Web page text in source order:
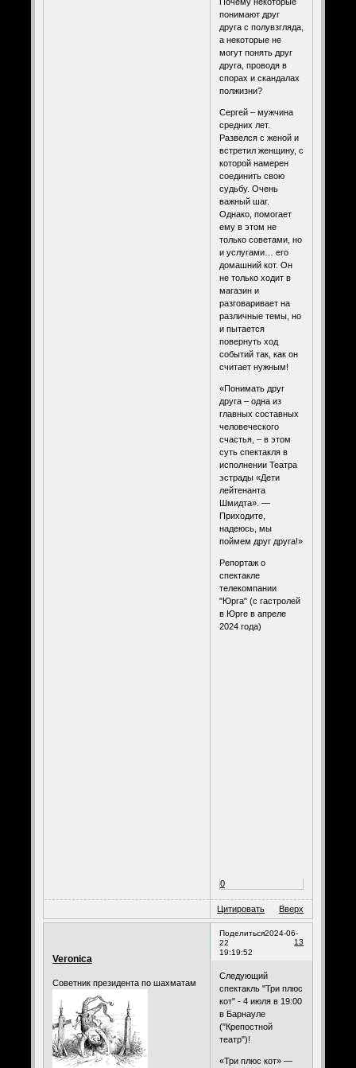
понимают друг
друга с полувзгляда,
а некоторые не
могут понять друг
друга, проводя в
спорах и скандалах
полжизни?
Сергей – мужчина
средних лет.
Развелся с женой и
встретил женщину, с
которой намерен
соединить свою
судьбу. Очень
важный шаг.
Однако, помогает
ему в этом не
только советами, но
и услугами… его
домашний кот. Он
не только ходит в
магазин и
разговаривает на
различные темы, но
и пытается
повернуть ход
событий так, как он
считает нужным!
«Понимать друг
друга – одна из
главных составных
человеческого
счастья, – в этом
суть спектакля в
исполнении Театра
эстрады «Дети
лейтенанта
Шмидта». —
Приходите,
надеюсь, мы
поймем друг друга!»
Репортаж о
спектакле
телекомпании
"Юрга" (с гастролей
в Юрге в апреле
2024 года)
0
Цитировать Вверх
Поделиться
13
2024-06-
22
19:19:52
Veronica
Советник президента по шахматам
Следующий
спектакль "Три плюс
кот" - 4 июля в 19:00
в Барнауле
("Крепостной
театр")!
«Три плюс кот» —